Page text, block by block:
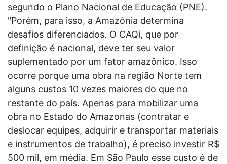
segundo o Plano Nacional de Educação (PNE).
"Porém, para isso, a Amazônia determina
desafios diferenciados. O CAQi, que por
definição é nacional, deve ter seu valor
suplementado por um fator amazônico. Isso
ocorre porque uma obra na região Norte tem
alguns custos 10 vezes maiores do que no
restante do país. Apenas para mobilizar uma
obra no Estado do Amazonas (contratar e
deslocar equipes, adquirir e transportar materiais
e instrumentos de trabalho), é preciso investir R$
500 mil, em média. Em São Paulo esse custo é de